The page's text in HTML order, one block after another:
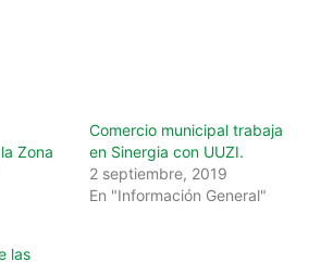
Zona
Comercio municipal trabaja
en Sinergia con UUZI.
2 septiembre, 2019
En "Información General"
las